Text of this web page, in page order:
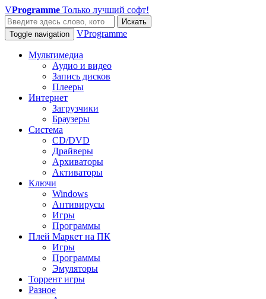
VProgramme Только лучший софт!
Искать
Toggle navigation
VProgramme
Мультимедиа
Аудио и видео
Запись дисков
Плееры
Интернет
Загрузчики
Браузеры
Система
CD/DVD
Драйверы
Архиваторы
Активаторы
Ключи
Windows
Антивирусы
Игры
Программы
Плей Маркет на ПК
Игры
Программы
Эмуляторы
Торрент игры
Разное